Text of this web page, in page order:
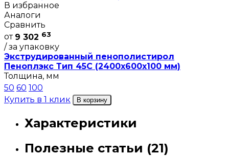
В избранное
Аналоги
Сравнить
от 9 302 63
/ за упаковку
Экструдированный пенополистирол
Пеноплэкс Тип 45С (2400х600х100 мм)
Толщина, мм
50 60 100
Купить в 1 клик
В корзину
Характеристики
Полезные статьи (21)